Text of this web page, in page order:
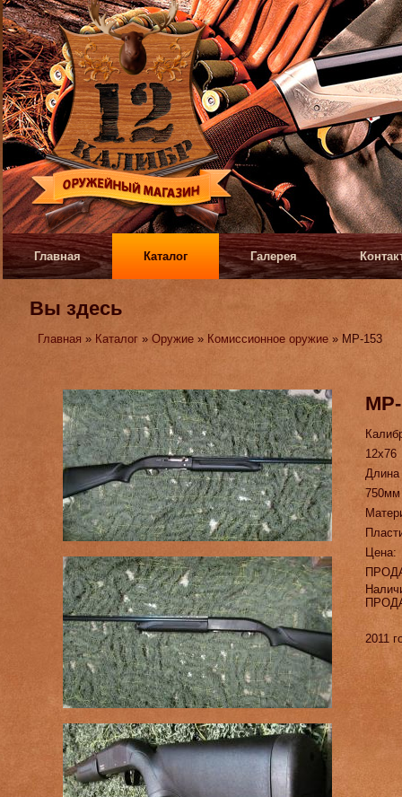
Главная Каталог Галерея
Вы здесь
Главная » Каталог »Оружие » Комиссионное оружие » МР-153
МР-
12х76
750мм
Цена:
2011